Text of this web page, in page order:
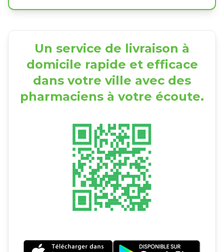
Un service de livraison à
domicile rapide et efficace
dans votre ville avec des
pharmaciens à votre écoute.